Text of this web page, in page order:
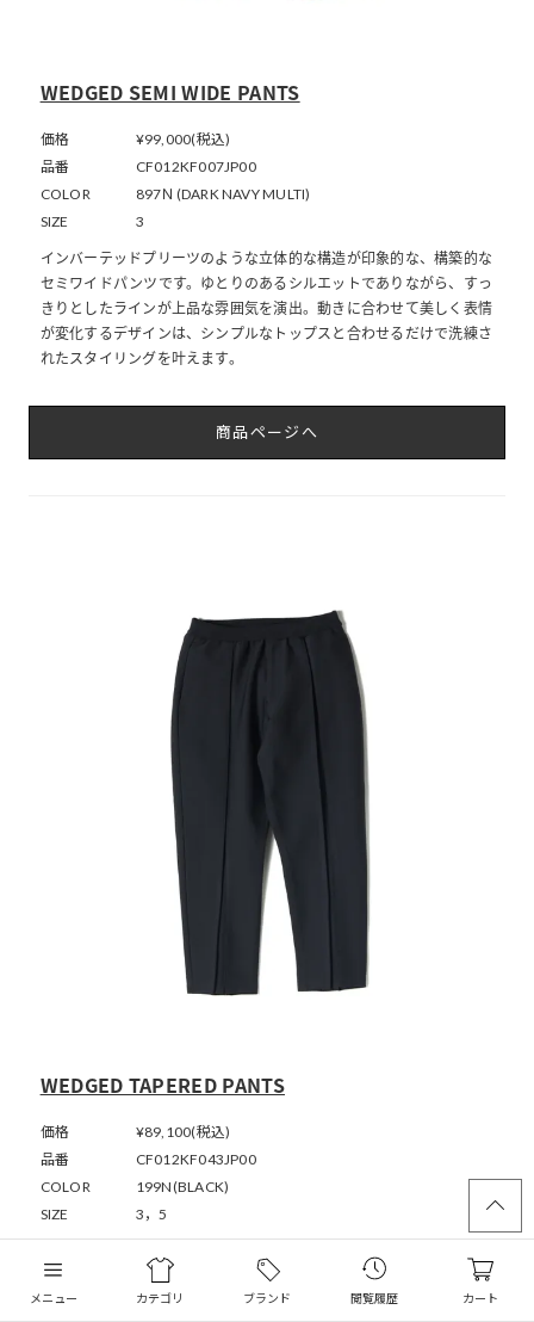
メニュー カテゴリ ブランド 閲覧履歴 カート
WEDGED SEMI WIDE PANTS
価格
¥99,000(税込)
品番
CF012KF007JP00
COLOR
897Ｎ(DARK NAVY MULTI)
SIZE
3
インバーテッドプリーツのような立体的な構造が印象的な、構築的な
セミワイドパンツです。ゆとりのあるシルエットでありながら、すっ
きりとしたラインが上品な雰囲気を演出。動きに合わせて美しく表情
が変化するデザインは、シンプルなトップスと合わせるだけで洗練さ
れたスタイリングを叶えます。
商品ページへ
WEDGED TAPERED PANTS
価格
¥89,100(税込)
品番
CF012KF043JP00
COLOR
199N(BLACK)
SIZE
3，5
なフォルムが魅力のテーパードパンツです。腰まわりから太ももにか
けて程よくゆとりを持たせながら、裾に向かってすっきりと細くなる